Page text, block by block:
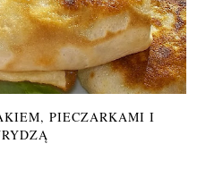
PIECZARKAMI I